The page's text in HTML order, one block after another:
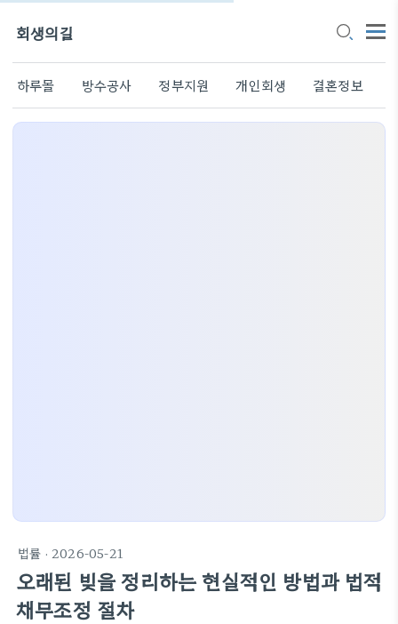
회생의길
하루몰 방수공사 정부지원 개인회생 결혼정보
법률 · 2026-05-21
오래된 빚을 정리하는 현실적인 방법과 법적
채무조정 절차